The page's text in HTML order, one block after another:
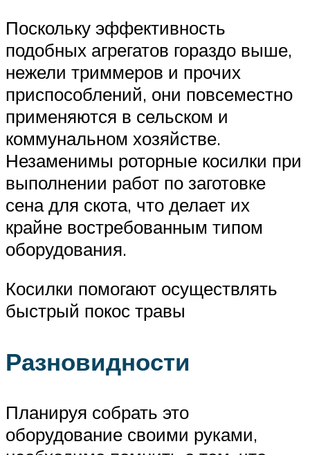
Поскольку эффективность
подобных агрегатов гораздо выше,
нежели триммеров и прочих
приспособлений, они повсеместно
применяются в сельском и
коммунальном хозяйстве.
Незаменимы роторные косилки при
выполнении работ по заготовке
сена для скота, что делает их
крайне востребованным типом
оборудования.
Косилки помогают осуществлять
быстрый покос травы
Разновидности
Планируя собрать это
оборудование своими руками,